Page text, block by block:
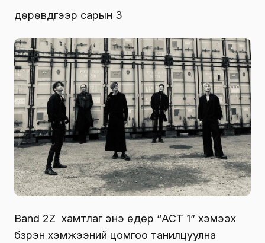
дөрөвдүгээр сарын 3
Band 2Z хамтлаг энэ өдөр “ACT 1” хэмээх
бзрэн хэмжээний цомгоо танилцуулна